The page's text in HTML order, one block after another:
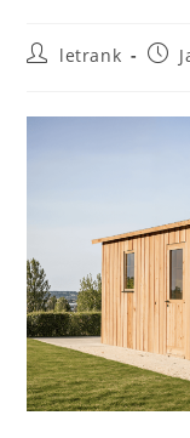
Postletrank
Post